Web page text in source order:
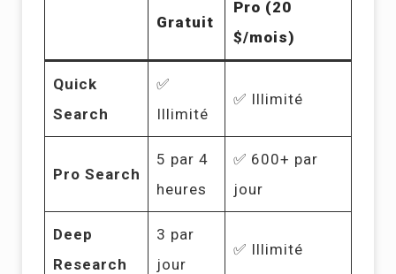
Gratuit
Pro (20
$/mois)
Quick
Search
✅
Illimité
✅ Illimité
Pro Search
5 par 4
heures
✅ 600+ par
jour
Deep
Research
3 par
jour
✅ Illimité